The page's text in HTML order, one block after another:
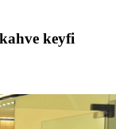
keyfi